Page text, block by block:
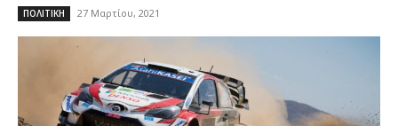
ΠΟΛΙΤΙΚΗ 27 Μαρτίου, 2021